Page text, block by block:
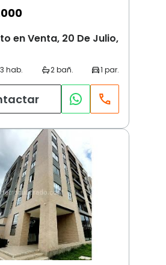
en Venta, 20 De Julio,